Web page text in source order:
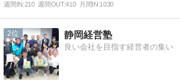
週間IN:210 週間OUT:410 月間IN:1030
2 静岡経営塾
良い会社を目指す経営者の集い